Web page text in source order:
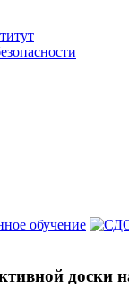
обучение
доски